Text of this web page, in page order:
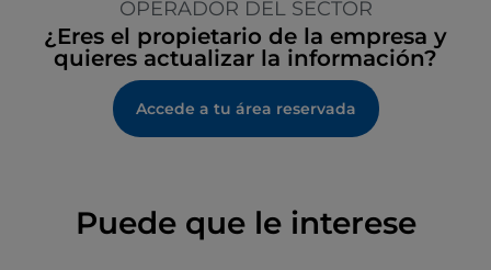
OPERADOR DEL SECTOR
¿Eres el propietario de la empresa y
quieres actualizar la información?
Accede a tu área reservada
Puede que le interese